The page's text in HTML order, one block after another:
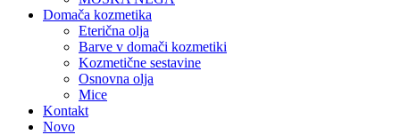
Domača kozmetika
Eterična olja
Barve v domači kozmetiki
Kozmetične sestavine
Osnovna olja
Mice
Kontakt
Novo